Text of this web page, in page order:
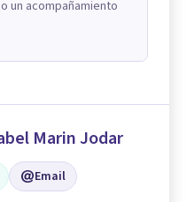
un acompañamiento
Marin Jodar
Email